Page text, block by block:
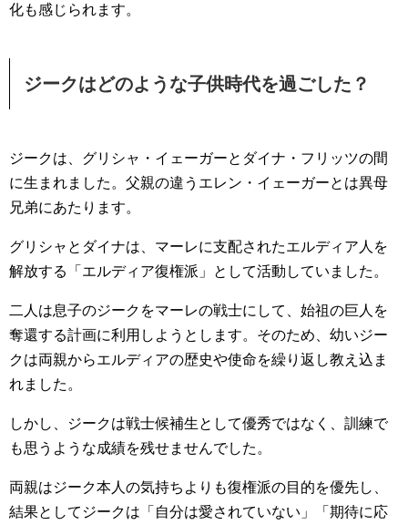
化も感じられます。
ジークはどのような子供時代を過ごした？
ジークは、グリシャ・イェーガーとダイナ・フリッツの間
に生まれました。父親の違うエレン・イェーガーとは異母
兄弟にあたります。
グリシャとダイナは、マーレに支配されたエルディア人を
解放する「エルディア復権派」として活動していました。
二人は息子のジークをマーレの戦士にして、始祖の巨人を
奪還する計画に利用しようとします。そのため、幼いジー
クは両親からエルディアの歴史や使命を繰り返し教え込ま
れました。
しかし、ジークは戦士候補生として優秀ではなく、訓練で
も思うような成績を残せませんでした。
両親はジーク本人の気持ちよりも復権派の目的を優先し、
結果としてジークは「自分は愛されていない」「期待に応